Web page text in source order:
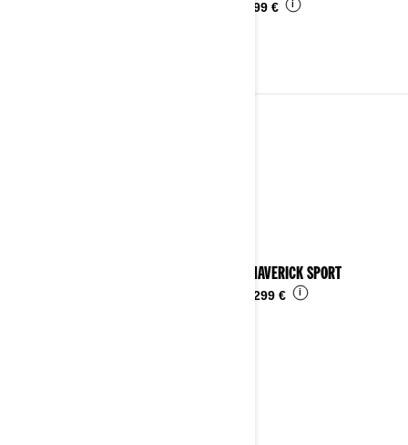
4.899 € i
2023 MAVERICK SPORT
24.299 € i